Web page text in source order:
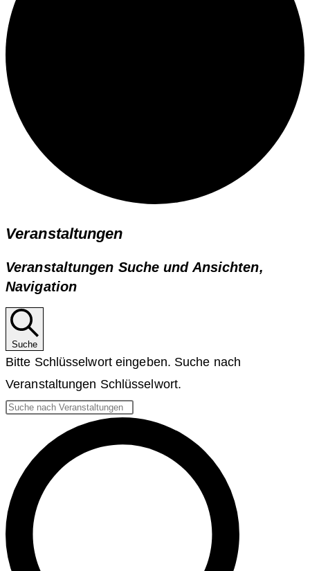
Veranstaltungen
Veranstaltungen Suche und Ansichten,
Navigation
Suche
Bitte Schlüsselwort eingeben. Suche nach
Veranstaltungen Schlüsselwort.